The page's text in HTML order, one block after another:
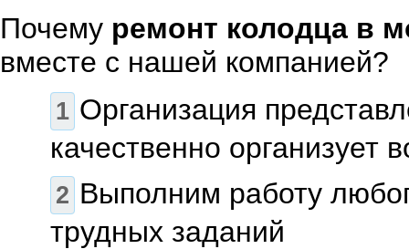
Почему ремонт колодца в
вместе с нашей компанией?
Организация
качественно организует
Выполним работу
трудных заданий